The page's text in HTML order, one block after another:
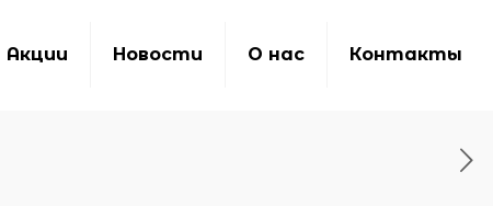
Акции Новости О нас Контакты